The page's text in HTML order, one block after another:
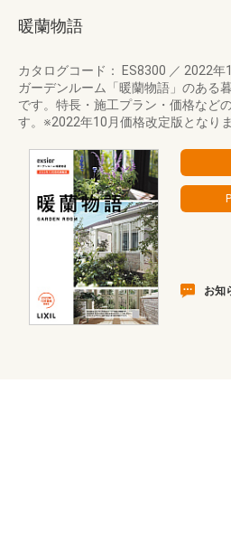
暖蘭物語
カタログコード： ES8300 ／ 2022年
ガーデンルーム「暖蘭物語」のある
です。特長・施工プラン・価格など
す。※2022年10月価格改定版となりま
お知